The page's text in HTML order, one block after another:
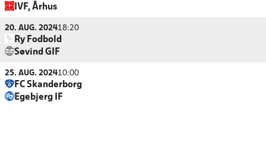
IVF, Århus
20. AUG. 202418:20
Ry Fodbold
Søvind GIF
25. AUG. 202410:00
FC Skanderborg
Egebjerg IF